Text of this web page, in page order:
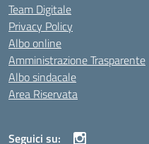
Team Digitale
Privacy Policy
Albo online
Amministrazione Trasparente
Albo sindacale
Area Riservata
Seguici su: